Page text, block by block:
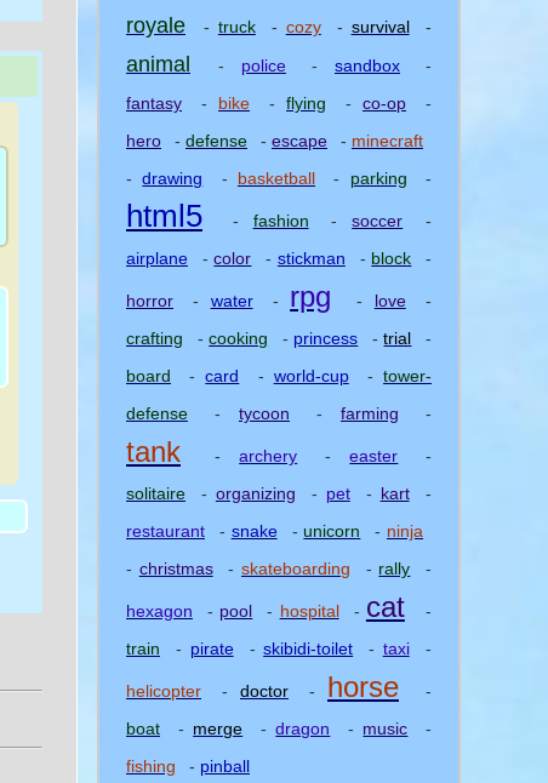
royale
- truck - cozy - survival -
animal - police - sandbox
-
fantasy
- bike - flying - co-op
-
hero
- defense - escape - minecraft
-drawing - basketball - parking -
html5 - fashion -soccer
-
airplane
-color - stickman - block -
horror - water - rpg - love
-
crafting
-cooking - princess -trial
-
board
-card - world-cup -tower-
defense
- tycoon - farming -
tank -archery -easter
-
solitaire
- organizing - pet - kart
-
restaurant
- snake -unicorn - ninja
- christmas -skateboarding - rally -
hexagon - pool - hospital - cat
-
train
- pirate -skibidi-toilet - taxi -
helicopter - doctor - horse
-
boat
- merge -dragon - music
-
fishing
- pinball